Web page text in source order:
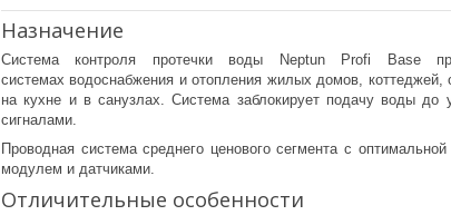
Назначение
Система контроля протечки воды Neptun Profi Base
системах водоснабжения и отопления жилых домов,
на кухне и в санузлах. Система заблокирует подачу воды до
сигналами.
Проводная система среднего ценового сегмента с
модулем и датчиками.
Отличительные особенности